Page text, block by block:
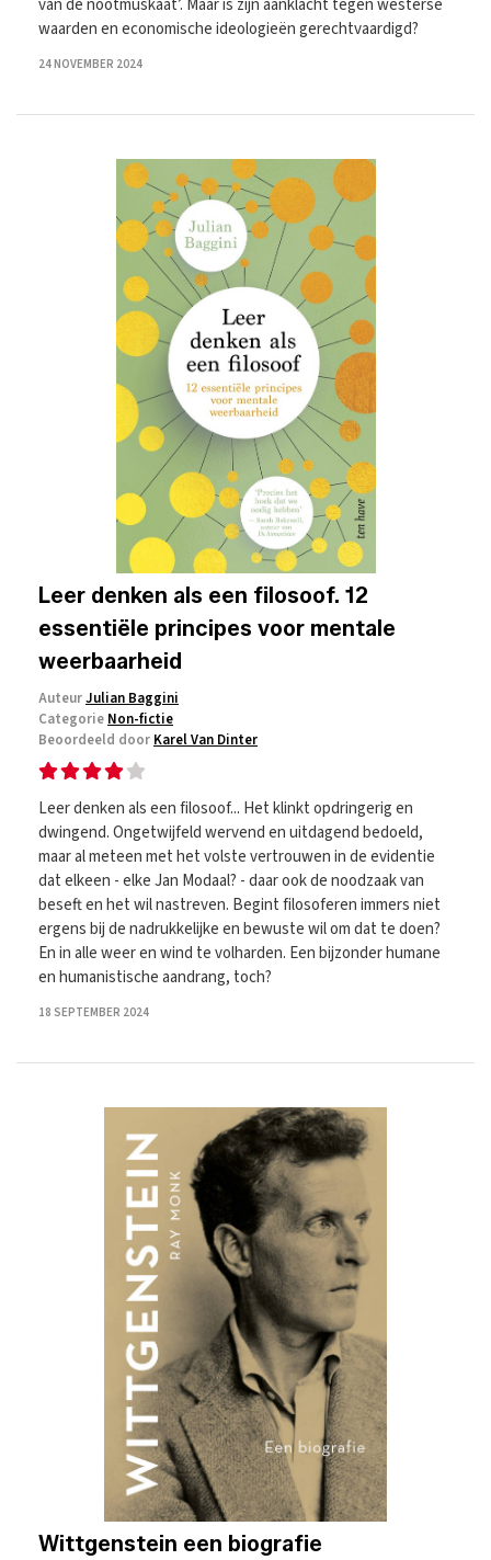
van de nootmuskaat’. Maar is zijn aanklacht tegen westerse
waarden en economische ideologieën gerechtvaardigd?
24 NOVEMBER 2024
Leer denken als een filosoof. 12
essentiële principes voor mentale
weerbaarheid
AuteurJulian Baggini
Categorie Non-fictie
Beoordeeld door Karel Van Dinter
Leer denken als een filosoof... Het klinkt opdringerig en
dwingend. Ongetwijfeld wervend en uitdagend bedoeld,
maar al meteen met het volste vertrouwen in de evidentie
dat elkeen - elke Jan Modaal? - daar ook de noodzaak van
beseft en het wil nastreven. Begint filosoferen immers niet
ergens bij de nadrukkelijke en bewuste wil om dat te doen?
En in alle weer en wind te volharden. Een bijzonder humane
en humanistische aandrang, toch?
18 SEPTEMBER 2024
Wittgenstein een biografie